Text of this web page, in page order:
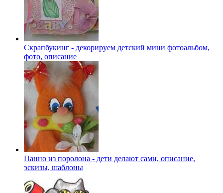
Скрапбукинг - декорируем детский мини фотоальбом,
фото, описание
Панно из поролона - дети делают сами, описание,
эскизы, шаблоны